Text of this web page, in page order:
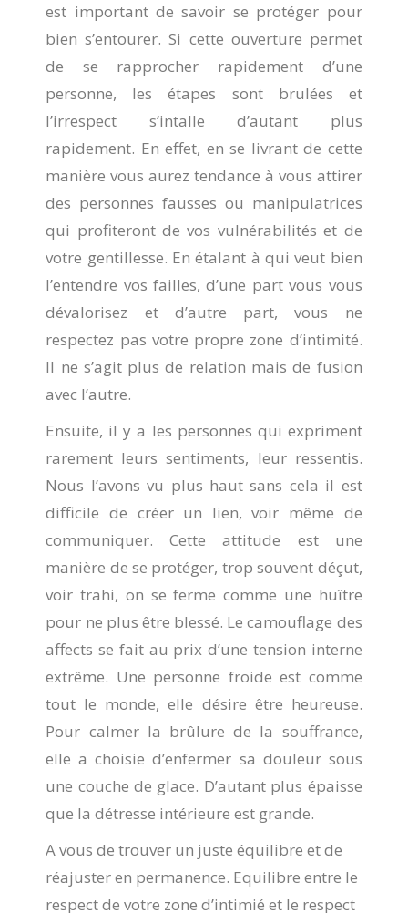
est important de savoir se protéger pour
bien s’entourer. Si cette ouverture permet
de se rapprocher rapidement d’une
personne, les étapes sont brulées et
l’irrespect s’intalle d’autant plus
rapidement. En effet, en se livrant de cette
manière vous aurez tendance à vous attirer
des personnes fausses ou manipulatrices
qui profiteront de vos vulnérabilités et de
votre gentillesse. En étalant à qui veut bien
l’entendre vos failles, d’une part vous vous
dévalorisez et d’autre part, vous ne
respectez pas votre propre zone d’intimité.
Il ne s’agit plus de relation mais de fusion
avec l’autre.
Ensuite, il y a les personnes qui expriment
rarement leurs sentiments, leur ressentis.
Nous l’avons vu plus haut sans cela il est
difficile de créer un lien, voir même de
communiquer. Cette attitude est une
manière de se protéger, trop souvent déçut,
voir trahi, on se ferme comme une huître
pour ne plus être blessé. Le camouflage des
affects se fait au prix d’une tension interne
extrême. Une personne froide est comme
tout le monde, elle désire être heureuse.
Pour calmer la brûlure de la souffrance,
elle a choisie d’enfermer sa douleur sous
une couche de glace. D’autant plus épaisse
que la détresse intérieure est grande.
A vous de trouver un juste équilibre et de
réajuster en permanence. Equilibre entre le
respect de votre zone d’intimié et le respect